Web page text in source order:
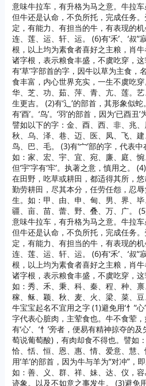
意味牛拉车，有升格为马之意。牛拉车
但牛还是认命，不负所托，完成任务
定，有能力、有担当的牛，有表现的机
连、莲、运、轩、运。 (6)有‘禾’、‘叔’‘寂
根，以上均为素食者喜好之主粮，肖
诸字根，表示粮食丰盛，不虞吃穿，
有‘草’字部首的字，因牛以草为主食，
食丰富，内心世界充实，一生不虞吃穿
华、芝、功、茹、萍、青、亢、莲。
生更吉。 (2)有‘辶’的部首，其形象似蛇
有‘酉’。‘鸟’。‘羽’的部首，因为‘已酉
譬如以下的字：金、酉、西、非、兆、
秋、乌、泽、巷、迈、医、凤、飞、建
鸟、巴、毛。 (3)有‘宀’部的字，代表
如：家、宏、宇、宜、宛、廉、庭、惋
但‘宇’字有‘牢’。执著之意，慎用之。
在田野，吃草或耕田，都适得其所，
勤劳耕田，尽其本分，任劳任怨，忍
生。如：甲、由、申、甸、男、界、毕
疆、亩、苗、蕾、野、叠、万、广。 (5)
意味牛拉车，有升格为马之意。牛拉车
但牛还是认命，不负所托，完成任务
定，有能力、有担当的牛，有表现的机
连、莲、运、轩、运。 (6)有‘禾’、‘叔’‘寂
根，以上均为素食者喜好之主粮，肖
诸字根，表示粮食丰盛，不虞吃穿，这
如：秀、禾、秉、科、秦、程、种、禀
稼、稣、颖、秋、麦、火、梁、菜、豆
牛宝宝起名不宜用之字 (1)避免用‘忄’‘
字代表心脏肉，主荤食也。牛不食荤
有‘心’、‘忄’旁者，便易有精神掠夺的
萄说葡萄酸)，有肉却食不得也。譬如：
恰、恬、恒、恩、惠、情、爱意、慧
用‘羊’的部首，因为牛与羊为“对冲”，
如：善、义、群、祥、妹、达、仪，
迹象。以及不如意之事发生。 (3)避免